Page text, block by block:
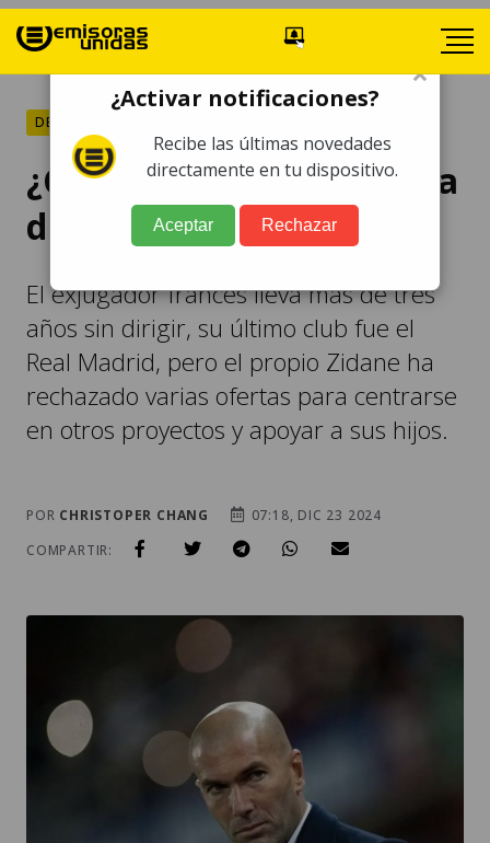
DEPORTES
¿Cuándo volverá Zidane a
dirigir a un equipo?
El exjugador francés lleva más de tres
años sin dirigir, su último club fue el
Real Madrid, pero el propio Zidane ha
rechazado varias ofertas para centrarse
en otros proyectos y apoyar a sus hijos.
POR CHRISTOPER CHANG
07:18, DIC 23 2024
COMPARTIR:
×
¿Activar notificaciones?
Recibe las últimas novedades
directamente en tu dispositivo.
Aceptar Rechazar